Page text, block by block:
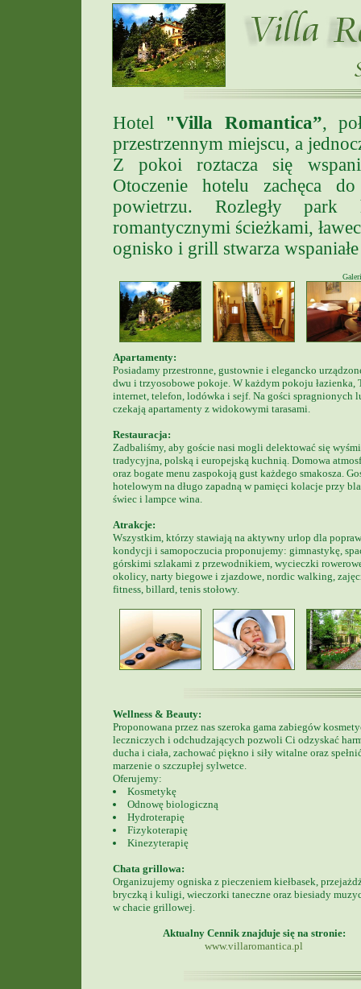
Hotel "Villa Romantica”,
przestrzennym miejscu, a
Z pokoi roztacza się
Otoczenie hotelu zachęca
powietrzu. Rozległy park
romantycznymi ścieżkami,
ognisko i grill stwarza
Apartamenty:
Posiadamy przestronne, gustownie i elegancko
dwu i trzyosobowe pokoje. W każdym pokoju łazienka,
internet, telefon, lodówka i sejf. Na gości spragnionych
czekają apartamenty z widokowymi tarasami.
Restauracja:
Zadbaliśmy, aby goście nasi mogli delektować się
tradycyjna, polską i europejską kuchnią. Domowa
oraz bogate menu zaspokoją gust każdego smakosza.
hotelowym na długo zapadną w pamięci kolacje przy
świec i lampce wina.
Atrakcje:
Wszystkim, którzy stawiają na aktywny urlop dla
kondycji i samopoczucia proponujemy: gimnastykę,
górskimi szlakami z przewodnikiem, wycieczki
okolicy, narty biegowe i zjazdowe, nordic walking,
fitness, billard, tenis stołowy.
Wellness & Beauty:
Proponowana przez nas szeroka gama zabiegów
leczniczych i odchudzających pozwoli Ci odzyskać
ducha i ciała, zachować piękno i siły witalne oraz
marzenie o szczupłej sylwetce.
Oferujemy:
Kosmetykę
Odnowę biologiczną
Hydroterapię
Fizykoterapię
Kinezyterapię
Chata grillowa:
Organizujemy ogniska z pieczeniem kiełbasek,
bryczką i kuligi, wieczorki taneczne oraz biesiady
w chacie grillowej.
Aktualny Cennik znajduje się na stronie:
www.villaromantica.pl